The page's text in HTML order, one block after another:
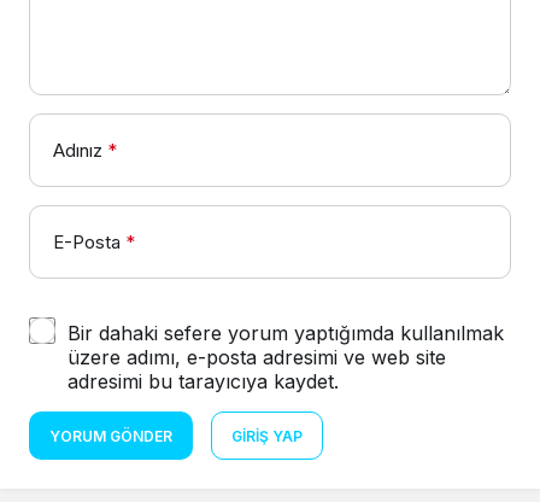
Adınız *
E-Posta *
Bir dahaki sefere yorum yaptığımda kullanılmak
üzere adımı, e-posta adresimi ve web site
adresimi bu tarayıcıya kaydet.
YORUM GÖNDER GIRIŞ YAP